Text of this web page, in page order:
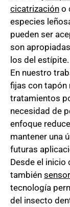
cicatrización o
especies
pueden ser
son
los del estípite.
En nuestro
fijas con tapón
tratamientos
necesidad de
enfoque
mantener una
futuras
Desde el
también
tecnología
del insecto